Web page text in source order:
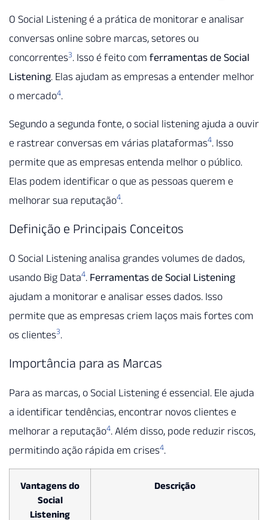
O Social Listening é a prática de monitorar e analisar
conversas online sobre marcas, setores ou
concorrentes3. Isso é feito com ferramentas de Social
Listening. Elas ajudam as empresas a entender melhor
o mercado4.
Segundo a segunda fonte, o social listening ajuda a ouvir
e rastrear conversas em várias plataformas4. Isso
permite que as empresas entenda melhor o público.
Elas podem identificar o que as pessoas querem e
melhorar sua reputação4.
Definição e Principais Conceitos
O Social Listening analisa grandes volumes de dados,
usando Big Data4. Ferramentas de Social Listening
ajudam a monitorar e analisar esses dados. Isso
permite que as empresas criem laços mais fortes com
os clientes3.
Importância para as Marcas
Para as marcas, o Social Listening é essencial. Ele ajuda
a identificar tendências, encontrar novos clientes e
melhorar a reputação4. Além disso, pode reduzir riscos,
permitindo ação rápida em crises4.
Vantagens do
Social
Listening
Descrição